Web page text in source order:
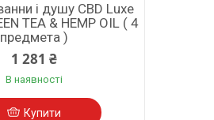
і душу CBD Luxe
TEA & HEMP OIL ( 4
предмета )
1 281 ₴
В наявності
Купити